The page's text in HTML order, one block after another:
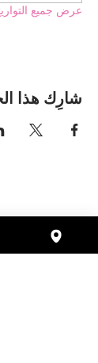
عرض جميع التواريخ
شارِك هذا